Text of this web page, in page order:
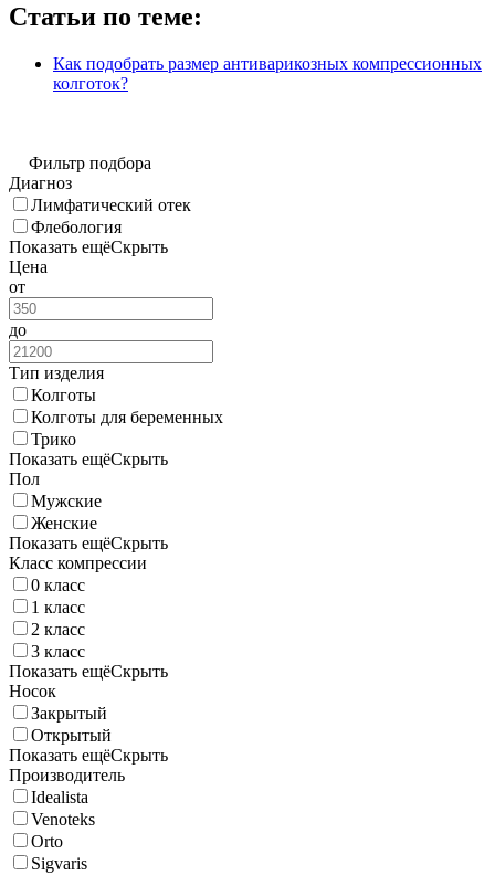
Статьи по теме:
Как подобрать размер антиварикозных компрессионных
колготок?
Фильтр подбора
Диагноз
Лимфатический отек
Флебология
Показать ещёСкрыть
Цена
от
до
Тип изделия
Колготы
Колготы для беременных
Трико
Показать ещёСкрыть
Пол
Мужские
Женские
Показать ещёСкрыть
Класс компрессии
0 класс
1 класс
2 класс
3 класс
Показать ещёСкрыть
Носок
Закрытый
Открытый
Показать ещёСкрыть
Производитель
Idealista
Venoteks
Orto
Sigvaris